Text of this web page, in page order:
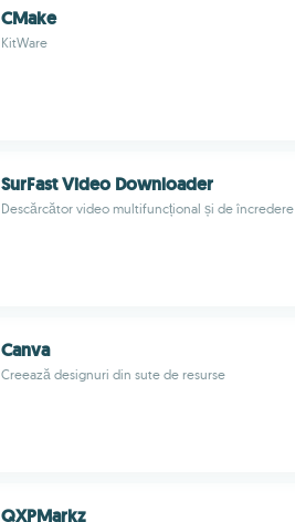
CMake
KitWare
SurFast Video Downloader
Descărcător video multifuncțional și de încredere
Canva
Creează designuri din sute de resurse
QXPMarkz